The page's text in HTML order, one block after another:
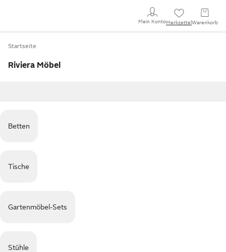
Mein KontoMerkzettel Warenkorb
Startseite
Riviera Möbel
Betten
Tische
Gartenmöbel-Sets
Stühle